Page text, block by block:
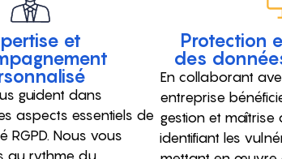
et
guident dans
aspects essentiels de
RGPD. Nous vous
au rythme du
Protection
des
En collaborant
entreprise
gestion et maîtrise
identifiant les